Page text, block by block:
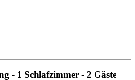
- 1 Schlafzimmer - 2 Gäste